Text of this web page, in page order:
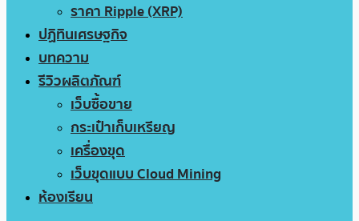
ราคา Ripple (XRP)
ปฏิทินเศรษฐกิจ
บทความ
รีวิวผลิตภัณฑ์
เว็บซื้อขาย
กระเป๋าเก็บเหรียญ
เครื่องขุด
เว็บขุดแบบ Cloud Mining
ห้องเรียน